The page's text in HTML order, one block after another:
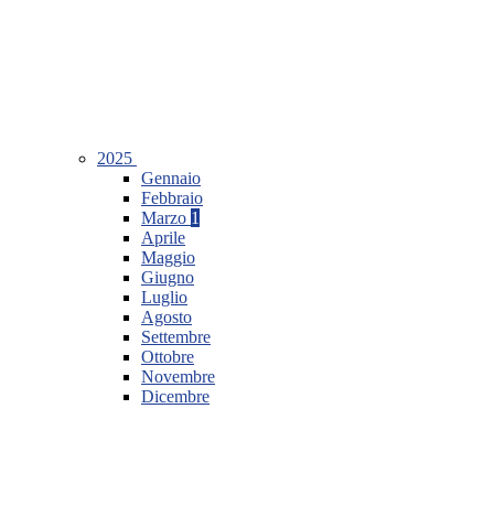
2025
Gennaio
Febbraio
Marzo 1
Aprile
Maggio
Giugno
Luglio
Agosto
Settembre
Ottobre
Novembre
Dicembre